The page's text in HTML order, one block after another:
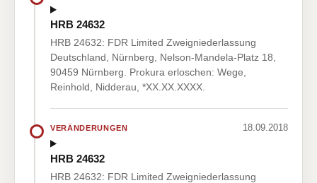
HRB 24632
HRB 24632: FDR Limited Zweigniederlassung
Deutschland, Nürnberg, Nelson-Mandela-Platz 18,
90459 Nürnberg. Prokura erloschen: Wege,
Reinhold, Nidderau, *XX.XX.XXXX.
VERÄNDERUNGEN 18.09.2018
HRB 24632
HRB 24632: FDR Limited Zweigniederlassung